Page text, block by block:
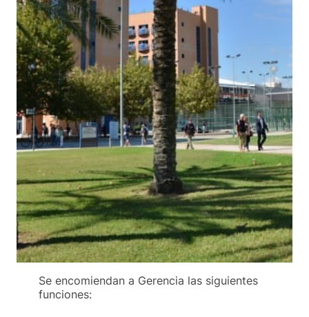
Se encomiendan a Gerencia las siguientes
funciones: